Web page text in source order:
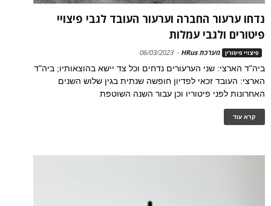
נדחו ערעור החברה וערעור העובד לגבי פיצויי
פיטורים ולגבי עמלות
פיצויי פיטורין מערכת HRus -
06/03/2023
ביה"ד הארצי: שני הערעורים נדחים וכל צד יישא בהוצאותיו; ביה"ד
הארצי: העובד זכאי לפדיון חופשה שנתית בגין שלוש השנים
האחרונות לפני פיטוריו וכן עבור השנה השוטפת
קרא עוד